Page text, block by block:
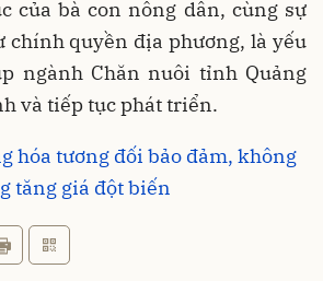
của bà con nông dân, cùng sự
chính quyền địa phương, là yếu
ngành Chăn nuôi tỉnh Quảng
và tiếp tục phát triển.
hóa tương đối bảo đảm, không
tăng giá đột biến